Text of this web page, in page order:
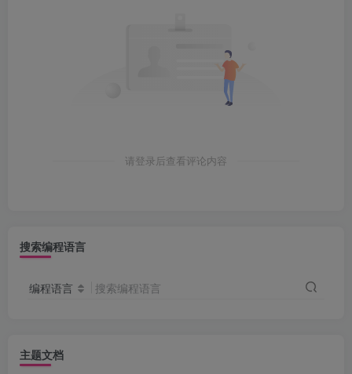
请登录后查看评论内容
搜索编程语言
编程语言 搜索编程语言
主题文档